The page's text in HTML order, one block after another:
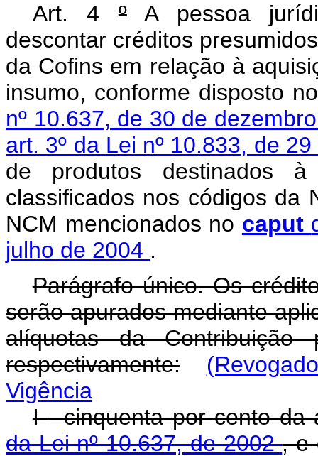
Art.4º
A pessoa
descontar créditos
da Cofins em relação à
insumo, conforme disposto
nº 10.637, de 30 de
art. 3º da Lei nº 10.833, de
de produtos destinados
classificados nos códigos da
NCM mencionados no caput
julho de 2004 .
Parágrafo único. Os
serão apurados mediante
alíquotas da
respectivamente:
Vigência
I- cinquenta por cento
da Lei nº 10.637, de 2002, e